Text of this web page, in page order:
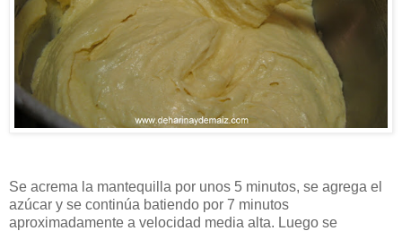
Se acrema la mantequilla por unos 5 minutos, se agrega el
azúcar y se continúa batiendo por 7 minutos
aproximadamente a velocidad media alta. Luego se